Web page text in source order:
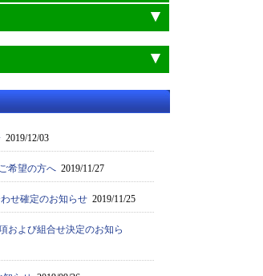
2019/12/03
希望の方へ 2019/11/27
せ確定のお知らせ 2019/11/25
および組合せ決定のお知ら